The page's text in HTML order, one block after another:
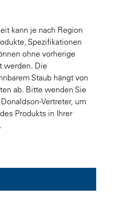
kann je nach Region
Spezifikationen
ohne vorherige
werden. Die
Staub hängt von
ab. Bitte wenden Sie
Vertreter, um
Produkts in Ihrer